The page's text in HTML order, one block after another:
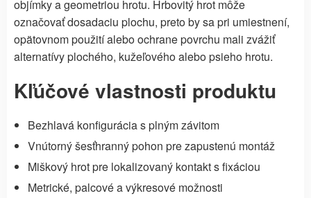
objímky a geometriou hrotu. Hrbovitý hrot môže
označovať dosadaciu plochu, preto by sa pri umiestnení,
opätovnom použití alebo ochrane povrchu mali zvážiť
alternatívy plochého, kužeľového alebo psieho hrotu.
Kľúčové vlastnosti produktu
Bezhlavá konfigurácia s plným závitom
Vnútorný šesťhranný pohon pre zapustenú montáž
Miškový hrot pre lokalizovaný kontakt s fixáciou
Metrické, palcové a výkresové možnosti